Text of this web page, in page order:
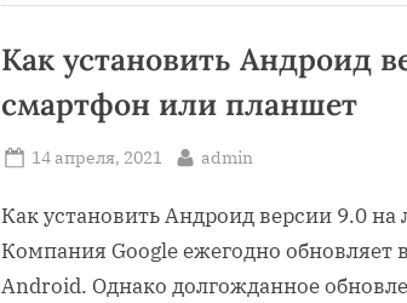
забыл
графический
Как установить Андроид
смартфон или планшет
Posted
14 апреля, 2021 By
admin
Как установить Андроид версии 9.0
Компания Google ежегодно
Android. Однако долгожданное